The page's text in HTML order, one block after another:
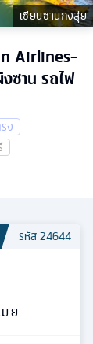
เซียนซานกงสุ่ย
Airlines-
ซาน รถไฟ
ง
รหัส24644
.ย.